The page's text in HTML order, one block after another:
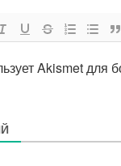
Akismet для